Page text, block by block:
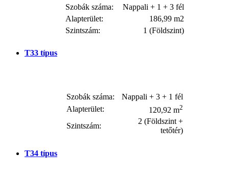
Szobák száma:
Nappali + 1 + 3 fél
Alapterület:
186,99 m2
Szintszám:
1 (Földszint)
T33 típus
Szobák száma:
Nappali + 3 + 1 fél
Alapterület:
120,92 m2
Szintszám:
2 (Földszint +
tetőtér)
T34 típus